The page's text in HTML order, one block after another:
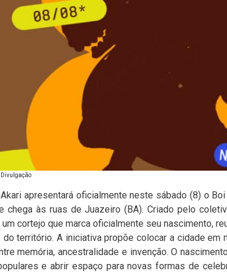
Divulgação
apresentará oficialmente neste sábado (8) o
chega às ruas de Juazeiro (BA). Criado pelo
cortejo que marca oficialmente seu nascimento,
território. A iniciativa propõe colocar a cidade em
memória, ancestralidade e invenção. O
e abrir espaço para novas formas de